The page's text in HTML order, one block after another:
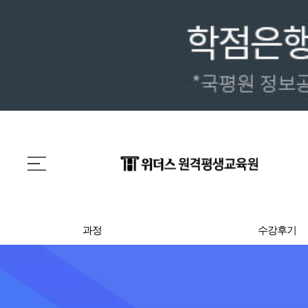
과정 수강후기